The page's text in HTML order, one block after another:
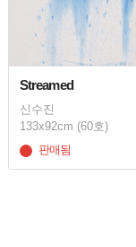
Streamed
신수진
133x92cm (60호)
판매됨